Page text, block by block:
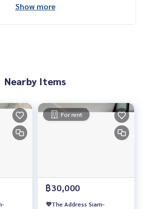
นโดใกล้รถไฟฟ้า #คอนโดใกล้MRT #คอนโด
Show more
Nearby Items
For rent
฿30,000
💜The Address Siam-